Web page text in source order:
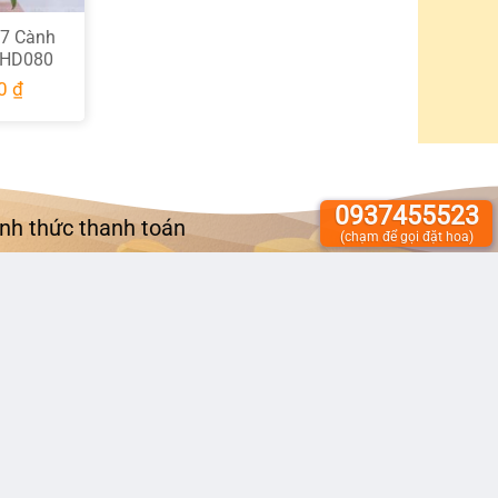
Cành
₫
thức thanh toán 0937455523
(chạm để gọi đặt hoa)